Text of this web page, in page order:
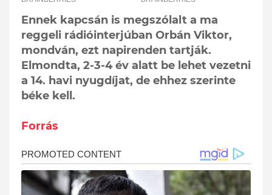
Ennek kapcsán is megszólalt a ma
reggeli rádióinterjúban Orbán Viktor,
mondván, ezt napirenden tartják.
Elmondta, 2-3-4 év alatt be lehet vezetni
a 14. havi nyugdíjat, de ehhez szerinte
béke kell.
Forrás